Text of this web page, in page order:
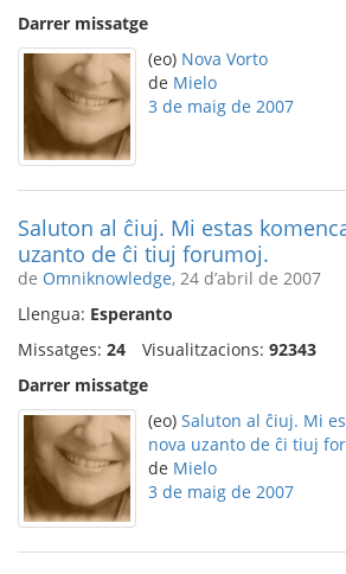
Darrer missatge
(eo) Nova Vorto
de Mielo
3 de maig de 2007
Saluton al ĉiuj. Mi estas
uzanto de ĉi tiuj forumoj.
de Omniknowledge, 24 d’abril de 2007
Llengua: Esperanto
Missatges: 24 Visualitzacions: 92343
Darrer missatge
(eo) Saluton al ĉiuj. Mi
nova uzanto de ĉi tiuj
de Mielo
3 de maig de 2007